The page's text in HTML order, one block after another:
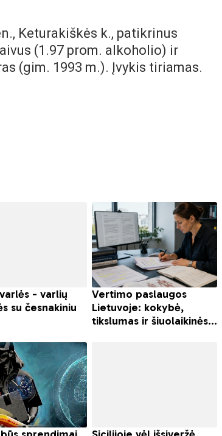
Keturakiškės k., patikrinus
(1.97 prom. alkoholio) ir
(gim. 1993 m.). Įvykis tiriamas.